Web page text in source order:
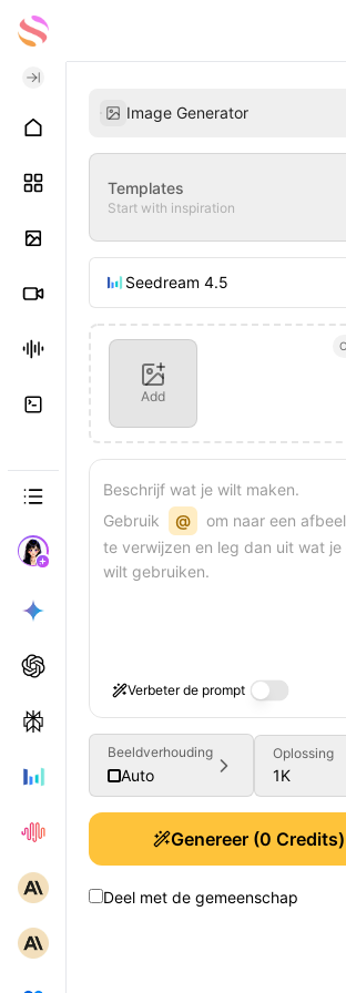
Image Generator
Templates
Start with inspiration
Seedream 4.5
Add
Beschrijf wat je wilt maken.
Gebruik
@
om naar een
te verwijzen en leg dan uit wat je
wilt gebruiken.
Verbeter de prompt
Beeldverhouding
Auto
Oplossing
1K
Genereer(0 Credits)
Deel met de gemeenschap